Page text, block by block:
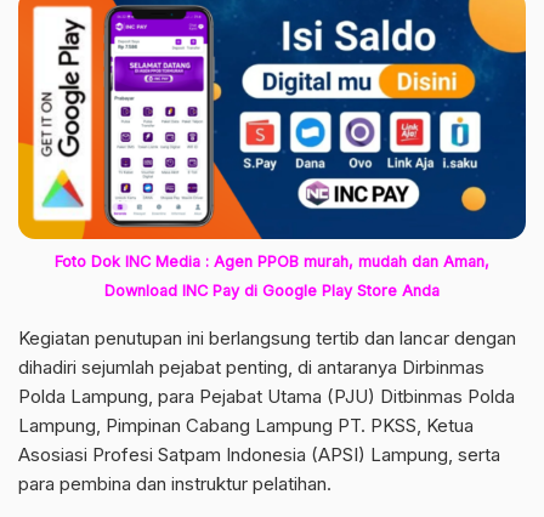
Foto Dok INC Media : Agen PPOB murah, mudah dan Aman,
Download INC Pay di Google Play Store Anda
Kegiatan penutupan ini berlangsung tertib dan lancar dengan
dihadiri sejumlah pejabat penting, di antaranya Dirbinmas
Polda Lampung, para Pejabat Utama (PJU) Ditbinmas Polda
Lampung, Pimpinan Cabang Lampung PT. PKSS, Ketua
Asosiasi Profesi Satpam Indonesia (APSI) Lampung, serta
para pembina dan instruktur pelatihan.